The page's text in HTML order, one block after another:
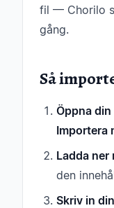
fil — Chorilo
gång.
Så
Öppna
Importera
Ladda ner
den
Skriv in